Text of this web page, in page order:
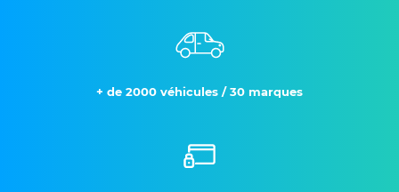
+ de 2000 véhicules / 30 marques